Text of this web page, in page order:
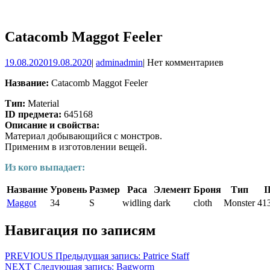
Catacomb Maggot Feeler
19.08.202019.08.2020| adminadmin| Нет комментариев
Название: Catacomb Maggot Feeler
Тип: Material
ID предмета: 645168
Описание и свойства:
Материал добывающийся с монстров.
Применим в изготовлении вещей.
Из кого выпадает:
Название Уровень Размер Раса Элемент Броня Тип
Maggot
34 S widling dark cloth Monster
Навигация по записям
PREVIOUS Предыдущая запись: Patrice Staff
NEXT Следующая запись: Bagworm